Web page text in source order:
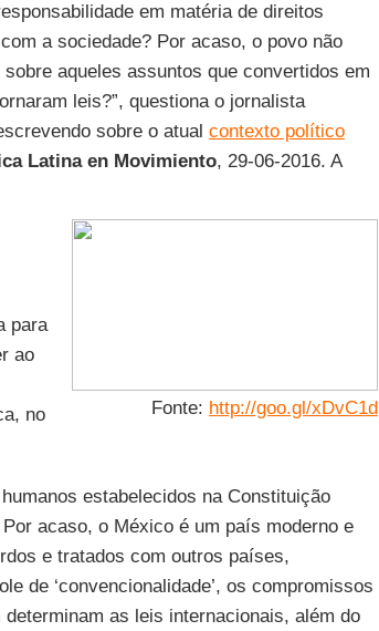
em matéria de direitos
a sociedade? Por acaso, o povo não
aqueles assuntos que convertidos em
leis?”, questiona o jornalista
sobre o atual contexto político
Latina en Movimiento, 29-06-2016. A
Fonte: http://goo.gl/xDvC1d
para
ao
no
estabelecidos na Constituição
acaso, o México é um país moderno e
e tratados com outros países,
de ‘convencionalidade’, os compromissos
as leis internacionais, além do